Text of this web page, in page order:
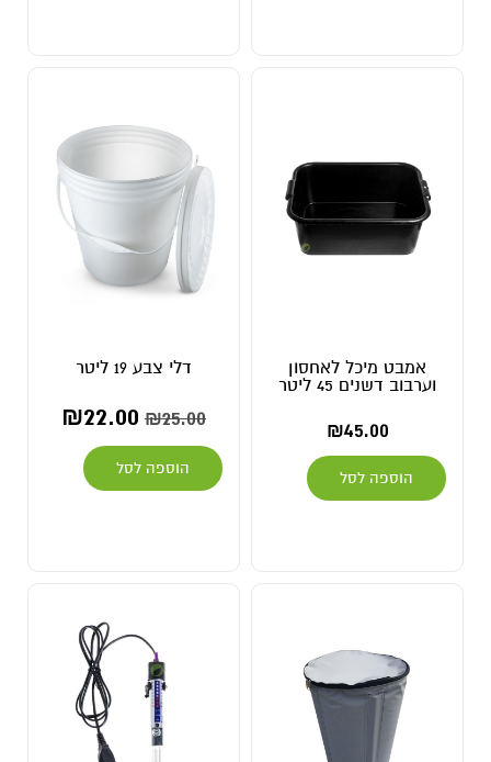
אמבט מיכל לאחסון
וערבוב דשנים 45 ליטר
₪45.00
הוספה לסל
דלי צבע 19 ליטר
₪25.00
₪22.00
הוספה לסל